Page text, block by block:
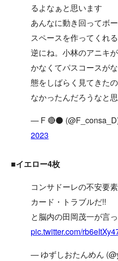
るよなぁと思います
あんなに動き回ってボ
スペースを作ってくれる
逆にね。小林のアニキ
かなくてパスコースが
態をしばらく見てきた
なかったんだろうなと
— F 🔴⚫️
2023
■イエロー4枚
コンサドーレの不安要
カード・トラブルだ!!
と脳内の田岡茂一が言っ
pic.twitter.com/
— ゆずしおたんめん